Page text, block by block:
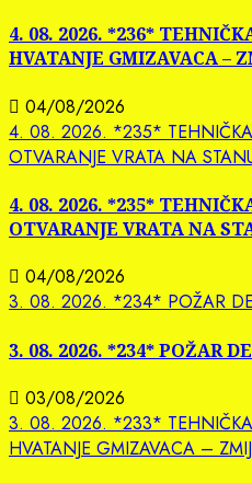
4. 08. 2026. *236*
HVATANJE GMIZAVACA –
04/08/2026
4. 08. 2026. *235*
OTVARANJE VRATA NA
4. 08. 2026. *235*
OTVARANJE VRATA NA
04/08/2026
3. 08. 2026. *234* POŽAR
3. 08. 2026. *234* POŽAR
03/08/2026
3. 08. 2026. *233*
HVATANJE GMIZAVACA –